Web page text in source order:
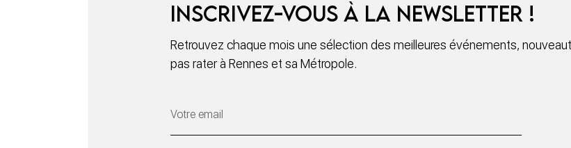
Inscrivez-vous à la newsletter !
Retrouvez chaque mois une sélection des meilleures événements,
pas rater à Rennes et sa Métropole.